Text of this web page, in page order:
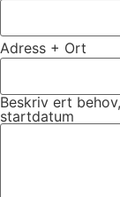
Adress + Ort
Beskriv ert
startdatum